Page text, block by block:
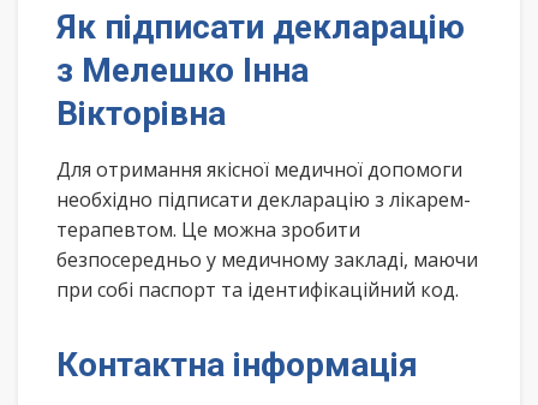
Як підписати декларацію
з Мелешко Інна
Вікторівна
Для отримання якісної медичної допомоги
необхідно підписати декларацію з лікарем-
терапевтом. Це можна зробити
безпосередньо у медичному закладі, маючи
при собі паспорт та ідентифікаційний код.
Контактна інформація